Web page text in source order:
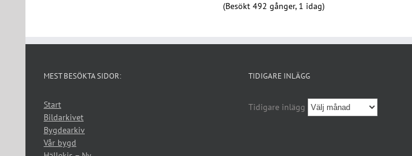
(Besökt 492 gånger, 1 idag)
MEST BESÖKTA SIDOR:
Start
Bildarkivet
Bygdearkiv
Vår bygd
TIDIGARE INLÄGG
Tidigare inlägg